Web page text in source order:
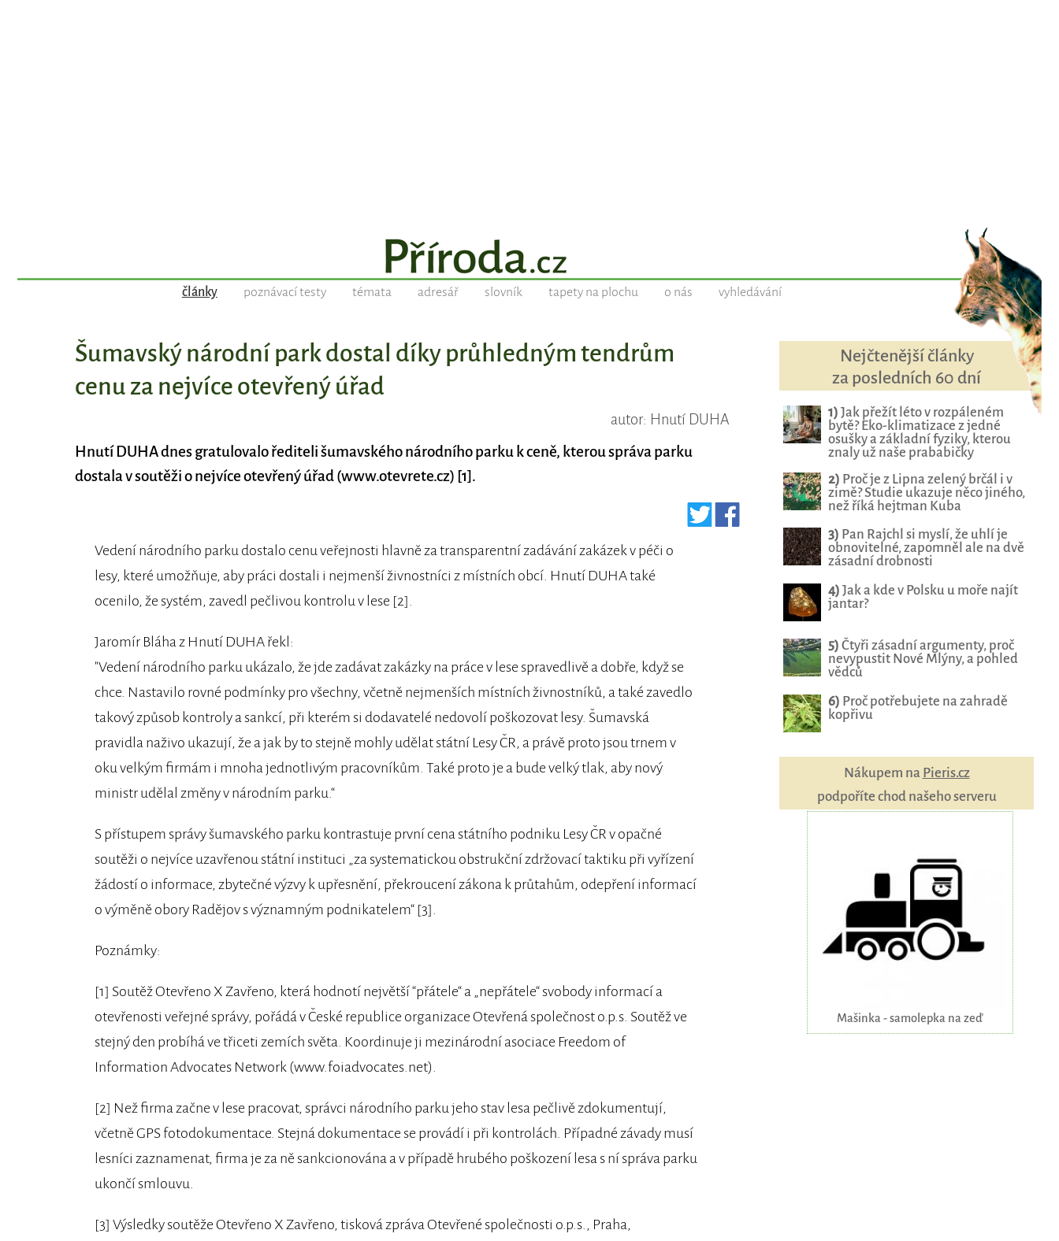
články poznávací testy témata adresář slovník tapety na plochu o nás vyhledávání
Šumavský národní park dostal díky průhledným tendrům
cenu za nejvíce otevřený úřad
autor: Hnutí DUHA
Hnutí DUHA dnes gratulovalo řediteli šumavského národního parku k ceně, kterou správa parku
dostala v soutěži o nejvíce otevřený úřad (www.otevrete.cz) [1].
Vedení národního parku dostalo cenu veřejnosti hlavně za transparentní zadávání zakázek v péči o
lesy, které umožňuje, aby práci dostali i nejmenší živnostníci z místních obcí. Hnutí DUHA také
ocenilo, že systém, zavedl pečlivou kontrolu v lese [2].
Jaromír Bláha z Hnutí DUHA řekl:
"Vedení národního parku ukázalo, že jde zadávat zakázky na práce v lese spravedlivě a dobře, když se
chce. Nastavilo rovné podmínky pro všechny, včetně nejmenších místních živnostníků, a také zavedlo
takový způsob kontroly a sankcí, při kterém si dodavatelé nedovolí poškozovat lesy. Šumavská
pravidla naživo ukazují, že a jak by to stejně mohly udělat státní Lesy ČR, a právě proto jsou trnem v
oku velkým firmám i mnoha jednotlivým pracovníkům. Také proto je a bude velký tlak, aby nový
ministr udělal změny v národním parku.“
S přístupem správy šumavského parku kontrastuje první cena státního podniku Lesy ČR v opačné
soutěži o nejvíce uzavřenou státní instituci „za systematickou obstrukční zdržovací taktiku při vyřízení
žádostí o informace, zbytečné výzvy k upřesnění, překroucení zákona k průtahům, odepření informací
o výměně obory Radějov s významným podnikatelem“ [3].
Poznámky:
[1] Soutěž Otevřeno X Zavřeno, která hodnotí největší “přátele“ a „nepřátele“ svobody informací a
otevřenosti veřejné správy, pořádá v České republice organizace Otevřená společnost o.p.s. Soutěž ve
stejný den probíhá ve třiceti zemích světa. Koordinuje ji mezinárodní asociace Freedom of
Information Advocates Network (www.foiadvocates.net).
[2] Než firma začne v lese pracovat, správci národního parku jeho stav lesa pečlivě zdokumentují,
včetně GPS fotodokumentace. Stejná dokumentace se provádí i při kontrolách. Případné závady musí
lesníci zaznamenat, firma je za ně sankcionována a v případě hrubého poškození lesa s ní správa parku
ukončí smlouvu.
[3] Výsledky soutěže Otevřeno X Zavřeno, tisková zpráva Otevřené společnosti o.p.s., Praha,
Nejčtenější články
za posledních 60 dní
1) Jak přežít léto v rozpáleném
bytě? Eko-klimatizace z jedné
osušky a základní fyziky, kterou
znaly už naše prababičky
2) Proč je z Lipna zelený brčál i v
zimě? Studie ukazuje něco jiného,
než říká hejtman Kuba
3) Pan Rajchl si myslí, že uhlí je
obnovitelné, zapomněl ale na dvě
zásadní drobnosti
4) Jak a kde v Polsku u moře najít
jantar?
5) Čtyři zásadní argumenty, proč
nevypustit Nové Mlýny, a pohled
vědců
6) Proč potřebujete na zahradě
kopřivu
Nákupem na Pieris.cz
podpoříte chod našeho serveru
Mašinka - samolepka na zeď